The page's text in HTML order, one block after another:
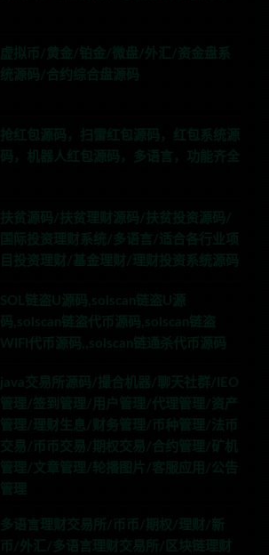
虚拟币/黄金/铂金/微盘/外汇/资金盘系
统源码/合约综合盘源码
抢红包源码，扫雷红包源码，红包系统源
码，机器人红包源码，多语言，功能齐全
扶贫源码/扶贫理财源码/扶贫投资源码/
国际投资理财系统/多语言/适合各行业项
目投资理财/基金理财/理财投资系统源码
SOL链盗U源码,solscan链盗U源
码,solscan链盗代币源码,solscan链盗
WIFI代币源码,,solscan链通杀代币源码
java交易所源码/撮合机器/聊天社群/IEO
管理/签到管理/用户管理/代理管理/资产
管理/理财生息/财务管理/币种管理/法币
交易/币币交易/期权交易/合约管理/矿机
管理/文章管理/轮播图片/客服应用/公告
管理
多语言理财交易所/币币/期权/理财/新
币/外汇/多语言理财交易所/区块链理财